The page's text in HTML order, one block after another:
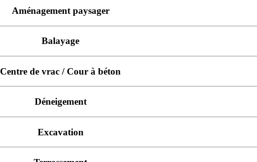
Aménagement paysager
Balayage
Centre de vrac / Cour à béton
Déneigement
Excavation